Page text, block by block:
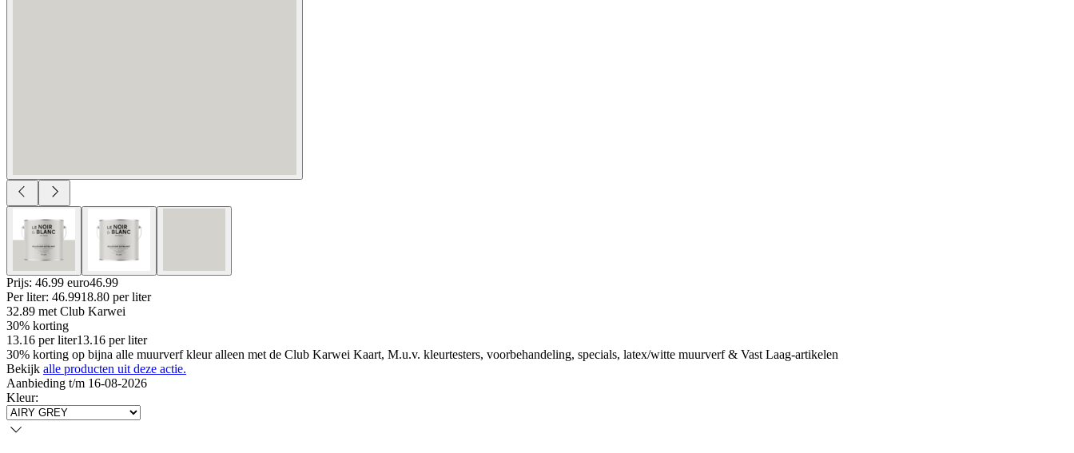
Prijs: 46.99 euro46.99
Per liter: 46.9918.80 per liter
32.89 met Club Karwei
30% korting
13.16 per liter13.16 per liter
30% korting op bijna alle muurverf kleur alleen met de Club Karwei Kaart, M.u.v. kleurtesters, voorbehandeling, specials, latex/witte muurverf & Vast Laag-artikelen
Bekijk alle producten uit deze actie.
Aanbieding t/m 16-08-2026
Kleur: